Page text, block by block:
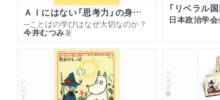
ＡＩにはない「思考力」の身につけ方
─ことばの学びはなぜ大切なのか？
今井むつみ著
日本政治学会
シリーズ・全集 シリーズ・全集